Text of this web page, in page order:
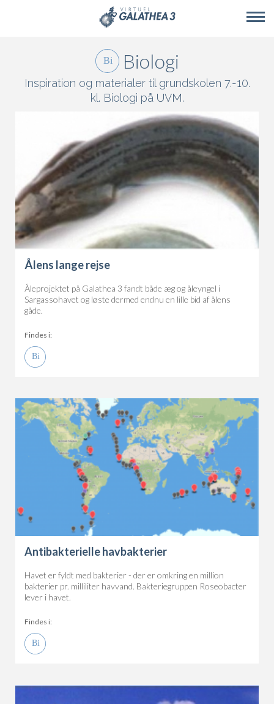
Biologi
Inspiration og materialer til grundskolen 7.-10.
kl. Biologi på UVM.
Ålens lange rejse
Åleprojektet på Galathea 3 fandt både æg og åleyngel i
Sargassohavet og løste dermed endnu en lille bid af ålens
gåde.
Findes i:
Antibakterielle havbakterier
Havet er fyldt med bakterier - der er omkring en million
bakterier pr. milliliter havvand. Bakteriegruppen Roseobacter
lever i havet.
Findes i: